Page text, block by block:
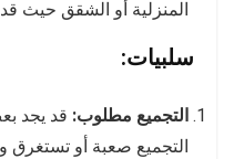
المنزلية أو الشقق حيث
سلبيات:
التجميع مطلوب: قد يجد
التجميع صعبة أو تستغرق